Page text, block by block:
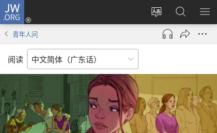
JW.ORG
更
改
网
言
登
录
（打
口）
搜
索
JW.ORG
显
青年人问
阅读